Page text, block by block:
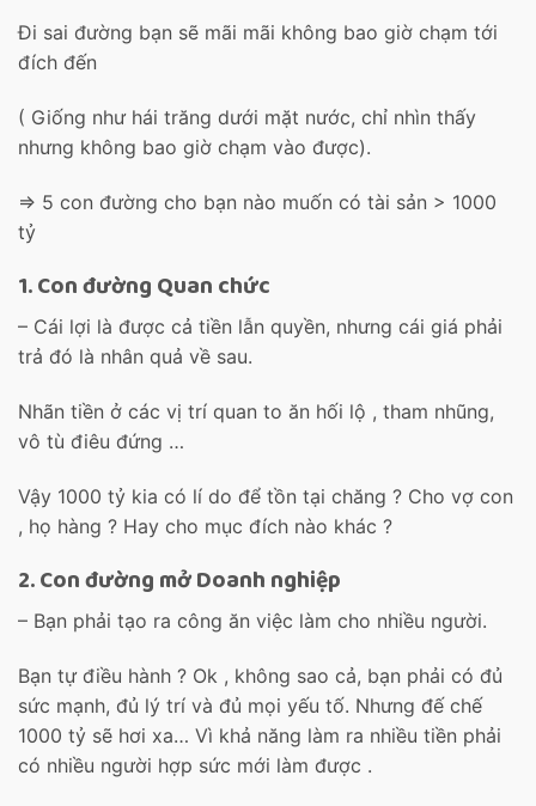
Đi sai đường bạn sẽ mãi mãi không bao giờ chạm tới
đích đến
( Giống như hái trăng dưới mặt nước, chỉ nhìn thấy
nhưng không bao giờ chạm vào được).
=> 5 con đường cho bạn nào muốn có tài sản > 1000
tỷ
1. Con đường Quan chức
– Cái lợi là được cả tiền lẫn quyền, nhưng cái giá phải
trả đó là nhân quả về sau.
Nhãn tiền ở các vị trí quan to ăn hối lộ , tham nhũng,
vô tù điêu đứng …
Vậy 1000 tỷ kia có lí do để tồn tại chăng ? Cho vợ con
, họ hàng ? Hay cho mục đích nào khác ?
2. Con đường mở Doanh nghiệp
– Bạn phải tạo ra công ăn việc làm cho nhiều người.
Bạn tự điều hành ? Ok , không sao cả, bạn phải có đủ
sức mạnh, đủ lý trí và đủ mọi yếu tố. Nhưng đế chế
1000 tỷ sẽ hơi xa… Vì khả năng làm ra nhiều tiền phải
có nhiều người hợp sức mới làm được .